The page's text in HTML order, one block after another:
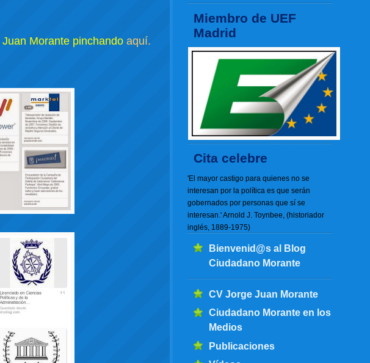
Miembro de UEF
Madrid
Cita celebre
'El mayor castigo para quienes no se
interesan por la política es que serán
gobernados por personas que sí se
interesan.' Arnold J. Toynbee, (historiador
inglés, 1889-1975)
Bienvenid@s al Blog
Ciudadano Morante
CV Jorge Juan Morante
Ciudadano Morante en los
Medios
Publicaciones
Juan Morante pinchandoaquí.